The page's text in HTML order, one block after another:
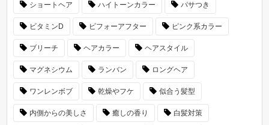
ショートヘア ハイトーンカラー パサつき
ビタミンD ビフォーアフター ピンク系カラー
ブリーチ ヘアカラー ヘアスタイル
マグネシウム ランバン ロングヘア
ワンレンボブ 乾燥やフケ 似合う髪型
内側からの美しさ 癒しの香り 白髪対策